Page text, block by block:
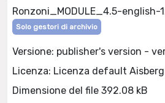
Ronzoni_MODULE_4.5-english-
Solo gestori di archivio
Versione: publisher's version -
Licenza: Licenza default Aisberg
Dimensione del file 392.08 kB